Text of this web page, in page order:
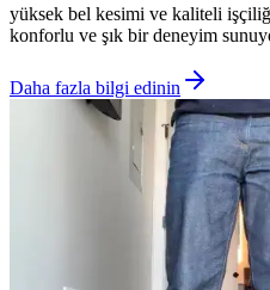
yüksek bel kesimi ve kaliteli
konforlu ve şık bir deneyim
Daha fazla bilgi edinin